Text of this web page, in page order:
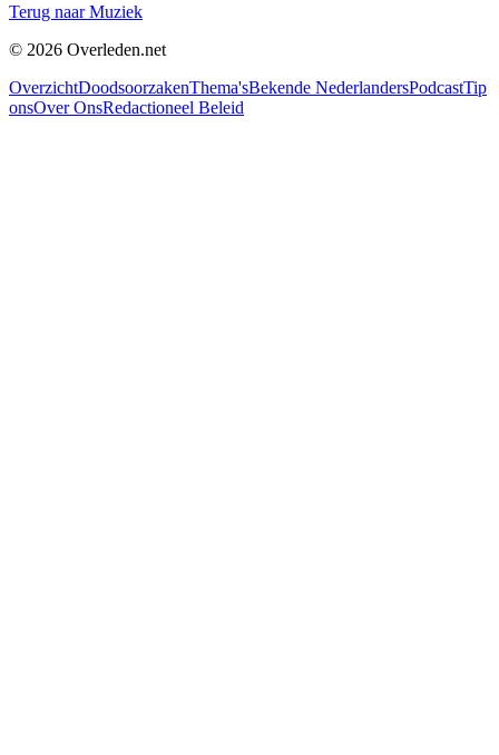
Terug naar Muziek
© 2026 Overleden.net
OverzichtDoodsoorzakenThema'sBekende NederlandersPodcastTip
onsOver OnsRedactioneel Beleid